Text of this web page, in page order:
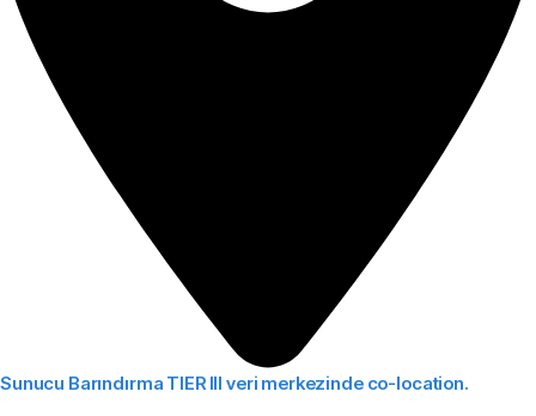
Sunucu Barındırma TIER III veri merkezinde co-location.